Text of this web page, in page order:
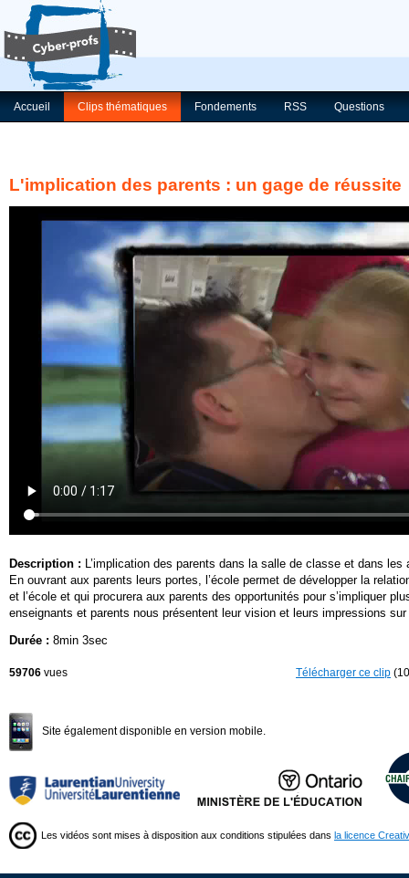
Accueil Clips thématiques Fondements RSS Questions
L'implication des parents : un gage de réussite
Description : L’implication des parents dans la salle de classe et dans
En ouvrant aux parents leurs portes, l’école permet de développer la
et l’école et qui procurera aux parents des opportunités pour s’impliquer
enseignants et parents nous présentent leur vision et leurs impressions
Durée : 8min 3sec
59706 vues Télécharger ce clip
Site également disponible en version mobile.
Les vidéos sont mises à disposition aux conditions stipulées dans la licence